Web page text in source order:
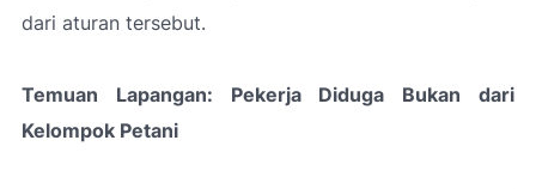
dari aturan tersebut.
Temuan Lapangan: Pekerja Diduga Bukan dari
Kelompok Petani